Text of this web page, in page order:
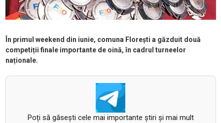
În primul weekend din iunie, comuna Florești a găzduit două
competiții finale importante de oină, în cadrul turneelor
naționale.
Poți să găsești cele mai importante știri și mai mult